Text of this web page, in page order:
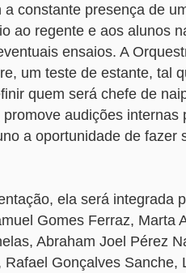
constante presença de
ao regente e aos alunos
ensaios. A
um teste de estante, tal
quem será chefe de
audições internas
a oportunidade de fazer
ela será integrada
Gomes Ferraz, Marta
Abraham Joel Pérez
Rafael Gonçalves Sanche,